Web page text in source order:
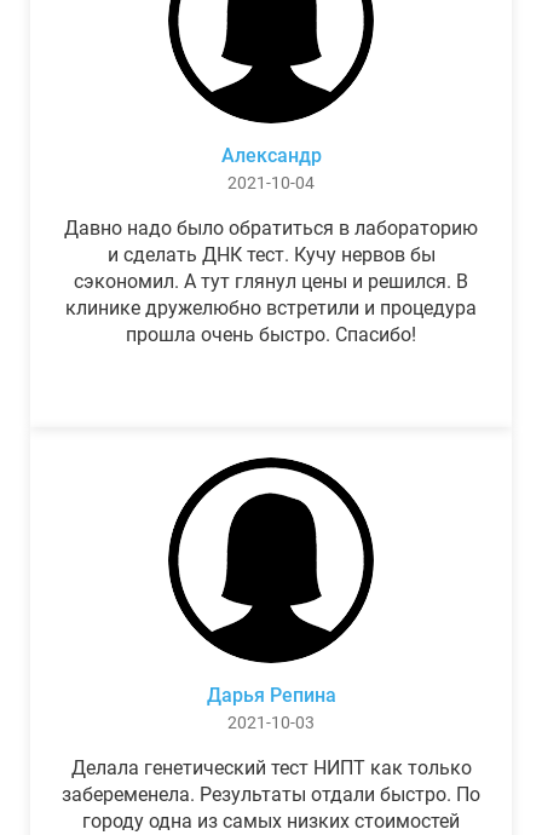
Александр
2021-10-04
Давно надо было обратиться в лабораторию
и сделать ДНК тест. Кучу нервов бы
сэкономил. А тут глянул цены и решился. В
клинике дружелюбно встретили и процедура
прошла очень быстро. Спасибо!
Дарья Репина
2021-10-03
Делала генетический тест НИПТ как только
забеременела. Результаты отдали быстро. По
городу одна из самых низких стоимостей